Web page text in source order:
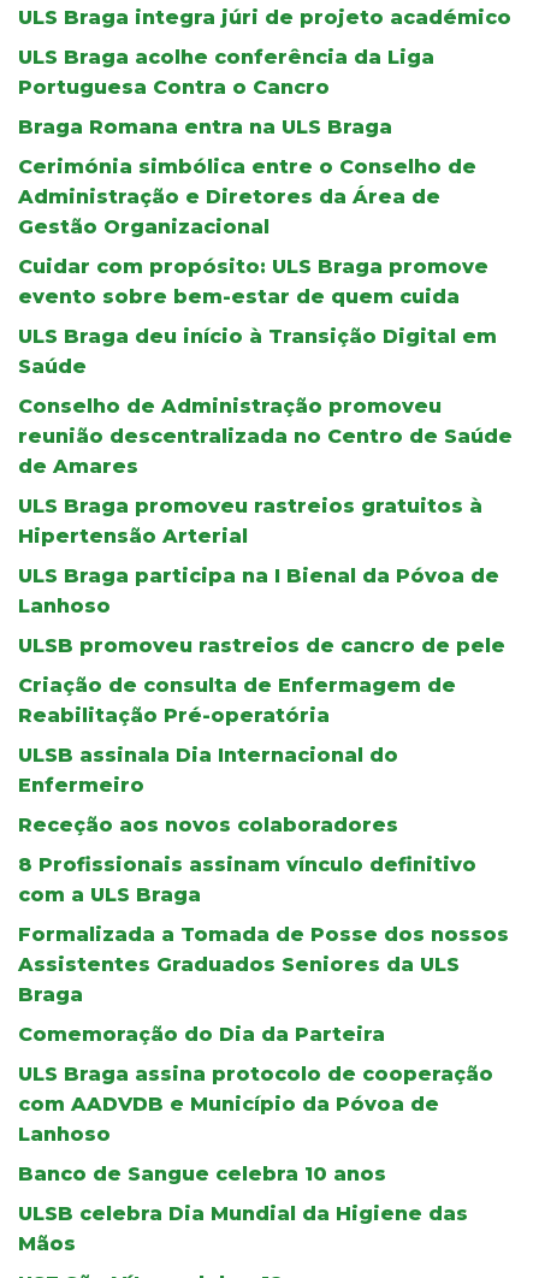
ULS Braga integra júri de projeto académico
ULS Braga acolhe conferência da Liga
Portuguesa Contra o Cancro
Braga Romana entra na ULS Braga
Cerimónia simbólica entre o Conselho de
Administração e Diretores da Área de
Gestão Organizacional
Cuidar com propósito: ULS Braga promove
evento sobre bem-estar de quem cuida
ULS Braga deu início à Transição Digital em
Saúde
Conselho de Administração promoveu
reunião descentralizada no Centro de Saúde
de Amares
ULS Braga promoveu rastreios gratuitos à
Hipertensão Arterial
ULS Braga participa na I Bienal da Póvoa de
Lanhoso
ULSB promoveu rastreios de cancro de pele
Criação de consulta de Enfermagem de
Reabilitação Pré-operatória
ULSB assinala Dia Internacional do
Enfermeiro
Receção aos novos colaboradores
8 Profissionais assinam vínculo definitivo
com a ULS Braga
Formalizada a Tomada de Posse dos nossos
Assistentes Graduados Seniores da ULS
Braga
Comemoração do Dia da Parteira
ULS Braga assina protocolo de cooperação
com AADVDB e Município da Póvoa de
Lanhoso
Banco de Sangue celebra 10 anos
ULSB celebra Dia Mundial da Higiene das
Mãos